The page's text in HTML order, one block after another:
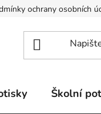
ochrany osobních
Školní